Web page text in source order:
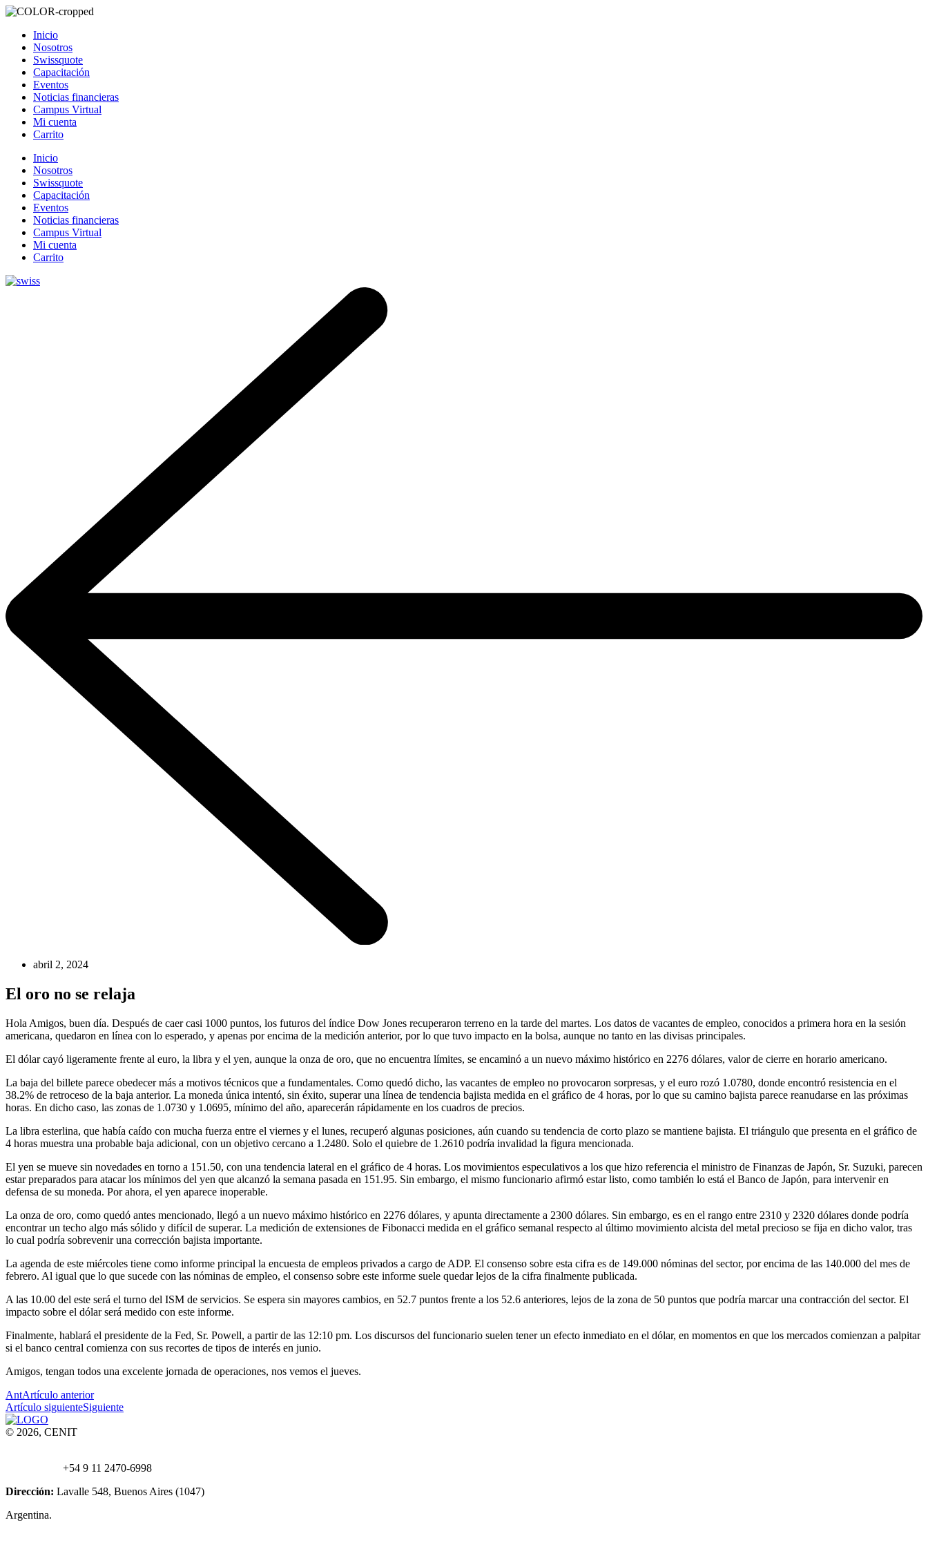
Inicio
Nosotros
Swissquote
Capacitación
Eventos
Noticias financieras
Campus Virtual
Mi cuenta
Carrito
Inicio
Nosotros
Swissquote
Capacitación
Eventos
Noticias financieras
Campus Virtual
Mi cuenta
Carrito
abril 2, 2024
El oro no se relaja
Hola Amigos, buen día. Después de caer casi 1000 puntos, los futuros del índice Dow Jones recuperaron terreno en la tarde del martes. Los datos de vacantes de empleo, conocidos a primera hora en la sesión
americana, quedaron en línea con lo esperado, y apenas por encima de la medición anterior, por lo que tuvo impacto en la bolsa, aunque no tanto en las divisas principales.
El dólar cayó ligeramente frente al euro, la libra y el yen, aunque la onza de oro, que no encuentra límites, se encaminó a un nuevo máximo histórico en 2276 dólares, valor de cierre en horario americano.
La baja del billete parece obedecer más a motivos técnicos que a fundamentales. Como quedó dicho, las vacantes de empleo no provocaron sorpresas, y el euro rozó 1.0780, donde encontró resistencia en el
38.2% de retroceso de la baja anterior. La moneda única intentó, sin éxito, superar una línea de tendencia bajista medida en el gráfico de 4 horas, por lo que su camino bajista parece reanudarse en las próximas
horas. En dicho caso, las zonas de 1.0730 y 1.0695, mínimo del año, aparecerán rápidamente en los cuadros de precios.
La libra esterlina, que había caído con mucha fuerza entre el viernes y el lunes, recuperó algunas posiciones, aún cuando su tendencia de corto plazo se mantiene bajista. El triángulo que presenta en el gráfico de
4 horas muestra una probable baja adicional, con un objetivo cercano a 1.2480. Solo el quiebre de 1.2610 podría invalidad la figura mencionada.
El yen se mueve sin novedades en torno a 151.50, con una tendencia lateral en el gráfico de 4 horas. Los movimientos especulativos a los que hizo referencia el ministro de Finanzas de Japón, Sr. Suzuki, parecen
estar preparados para atacar los mínimos del yen que alcanzó la semana pasada en 151.95. Sin embargo, el mismo funcionario afirmó estar listo, como también lo está el Banco de Japón, para intervenir en
defensa de su moneda. Por ahora, el yen aparece inoperable.
La onza de oro, como quedó antes mencionado, llegó a un nuevo máximo histórico en 2276 dólares, y apunta directamente a 2300 dólares. Sin embargo, es en el rango entre 2310 y 2320 dólares donde podría
encontrar un techo algo más sólido y difícil de superar. La medición de extensiones de Fibonacci medida en el gráfico semanal respecto al último movimiento alcista del metal precioso se fija en dicho valor, tras
lo cual podría sobrevenir una corrección bajista importante.
La agenda de este miércoles tiene como informe principal la encuesta de empleos privados a cargo de ADP. El consenso sobre esta cifra es de 149.000 nóminas del sector, por encima de las 140.000 del mes de
febrero. Al igual que lo que sucede con las nóminas de empleo, el consenso sobre este informe suele quedar lejos de la cifra finalmente publicada.
A las 10.00 del este será el turno del ISM de servicios. Se espera sin mayores cambios, en 52.7 puntos frente a los 52.6 anteriores, lejos de la zona de 50 puntos que podría marcar una contracción del sector. El
impacto sobre el dólar será medido con este informe.
Finalmente, hablará el presidente de la Fed, Sr. Powell, a partir de las 12:10 pm. Los discursos del funcionario suelen tener un efecto inmediato en el dólar, en momentos en que los mercados comienzan a palpitar
si el banco central comienza con sus recortes de tipos de interés en junio.
Amigos, tengan todos una excelente jornada de operaciones, nos vemos el jueves.
AntArtículo anterior
Artículo siguienteSiguiente
© 2026, CENIT
+54 9 11 2470-6998
Dirección: Lavalle 548, Buenos Aires (1047)
Argentina.